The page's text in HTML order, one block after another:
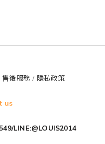
售後服務 / 隱私政策
us
LINE:@LOUIS2014